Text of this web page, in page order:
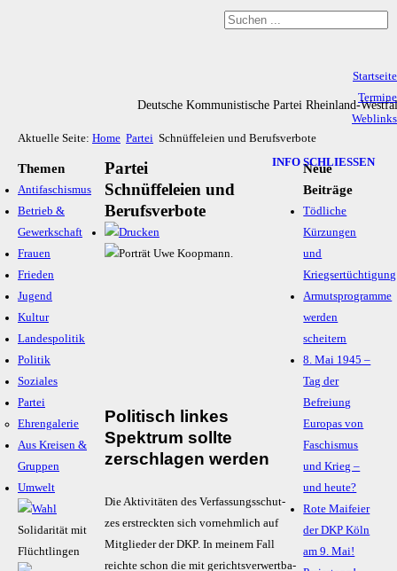
Deutsche Kommunistische Partei Rheinland-
Startseite
Termine
Weblinks
Impressum & Datenschutz
Aktuelle Seite: Home Partei Schnüffeleien und Berufsverbote
Themen
Antifaschismus
Betrieb &
Gewerkschaft
Frauen
Frieden
Jugend
Kultur
Landespolitik
Politik
Soziales
Partei
Ehrengalerie
Aus Kreisen &
Gruppen
Umwelt
Solidarität mit
Flüchtlingen
Partei
Schnüffeleien und
Berufsverbote
Politisch linkes
Spektrum sollte
zerschlagen werden
Die Aktivitäten des Verfas­sungs­schut­
zes erstreck­ten sich vornehm­lich auf
Mitglie­der der DKP. In meinem Fall
reichte schon die mit gerichts­ver­wert­ba­
INFO SCHLIESSEN
Neue
Beiträge
Tödliche
Kürzungen
und
Kriegsertüchtigung
Armutsprogramme
werden
scheitern
8. Mai 1945 –
Tag der
Befreiung
Europas von
Faschismus
und Krieg –
und heute?
Rote Maifeier
der DKP Köln
am 9. Mai!